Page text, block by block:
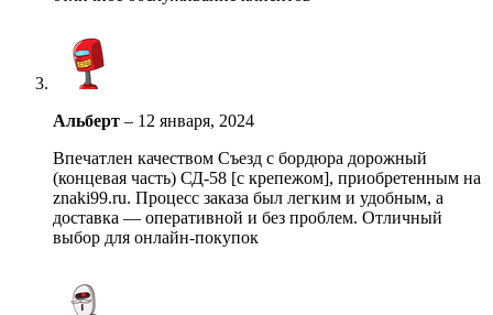
Альберт – 12 января, 2024
Впечатлен качеством Съезд с бордюра дорожный
(концевая часть) СД-58 [с крепежом], приобретенным на
znaki99.ru. Процесс заказа был легким и удобным, а
доставка — оперативной и без проблем. Отличный
выбор для онлайн-покупок